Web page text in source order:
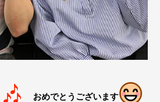
おめでとうございます